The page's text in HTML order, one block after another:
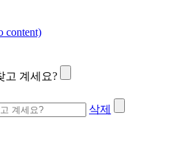
content)
고 계세요?
삭제